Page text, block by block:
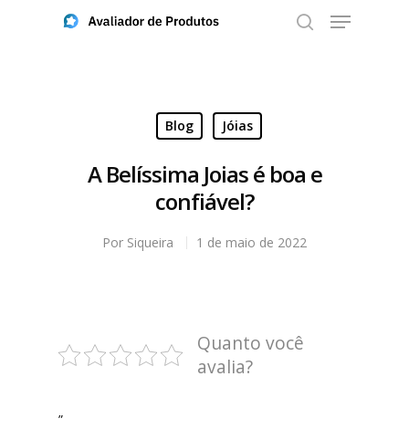
Aperte ENTER para buscar ou ESC para fechar
Blog Jóias
A Belíssima Joias é boa e
confiável?
Por Siqueira 1 de maio de 2022
Quanto você
avalia?
”